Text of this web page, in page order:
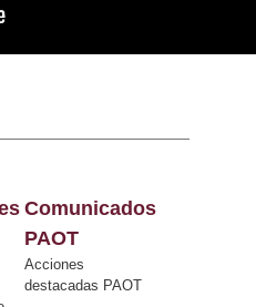
Comunicados
PAOT
Acciones
destacadas PAOT